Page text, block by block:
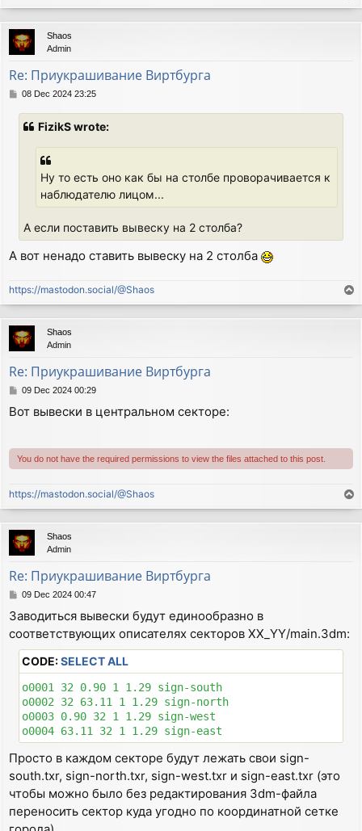
o
p
Shaos
Admin
Re: Приукрашивание Виртбурга
P08 Dec 2024 23:25
FizikS wrote:
Ну то есть оно как бы на столбе проворачивается к
наблюдателю лицом...
А если поставить вывеску на 2 столба?
А вот ненадо ставить вывеску на 2 столба
https://mastodon.social/@Shaos
o
p
Shaos
Admin
Re: Приукрашивание Виртбурга
P
s
09 Dec 2024 00:29
Вот вывески в центральном секторе:
You do not have the required permissions to view the files attached to this post.
https://mastodon.social/@Shaos
o
p
Shaos
Admin
Re: Приукрашивание Виртбурга
P
s
t
09 Dec 2024 00:47
Заводиться вывески будут единообразно в
соответствующих описателях секторов XX_YY/main.3dm:
CODE:SELECT ALL
o0001 32 0.90 1 1.29 sign-south
o0002 32 63.11 1 1.29 sign-north
o0003 0.90 32 1 1.29 sign-west
Просто в каждом секторе будут лежать свои sign-
south.txr, sign-north.txr, sign-west.txr и sign-east.txr (это
чтобы можно было без редактирования 3dm-файла
переносить сектор куда угодно по координатной сетке